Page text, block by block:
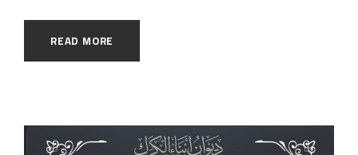
READ MORE